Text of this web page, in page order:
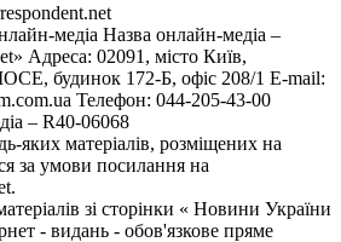
медіа Назва онлайн-медіа –
Адреса: 02091, місто Київ,
будинок 172-Б, офіс 208/1 E-mail:
Телефон: 044-205-43-00
– R40-06068
яких матеріалів, розміщених на
за умови посилання на
зі сторінки « Новини України
- видань - обов'язкове пряме